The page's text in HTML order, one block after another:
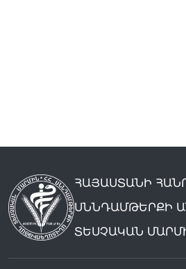
ՀԱՅԱՍՏԱՆԻ
ՍՆՆԴԱՄԹԵՐՔԻ
ՏԵՍՉԱԿԱՆ